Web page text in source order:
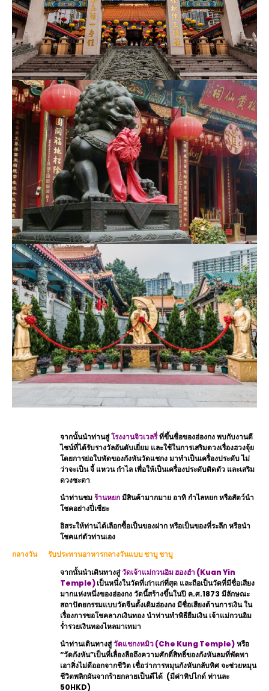
จากนั้นนำท่านสู่โรงงานจิวเวลรี่ที่ขึ้นชื่อของฮ่องกง พบกับงานดี
ไชน์ที่ได้รับรางวัลอันดับเยี่ยม และใช้ในการเสริมดวงเรื่องฮวงจุ้ย
โดยการย่อใบพัดของกังหันวัดแชกง มาทำเป็นเครื่องประดับ ไม่
ว่าจะเป็น จี้ แหวน กำไล เพื่อให้เป็นเครื่องประดับติดตัว และเสริม
ดวงชะตา
นำท่านชมร้านหยกมีสินค้ามากมาย อาทิ กำไลหยก หรือสัตว์นำ
โชคอย่างปี่เซียะ
อิสระให้ท่านได้เลือกซื้อเป็นของฝาก หรือเป็นของที่ระลึก หรือนำ
โชคแก่ตัวท่านเอง
กลางวัน รับประทานอาหารกลางวันแบบ ชาบู ชาบู
จากนั้นนำเดินทางสู่วัดเจ้าแม่กวนอิม ฮองฮำ (Kuan Yin
Temple)เป็นหนึ่งในวัดที่เก่าแก่ที่สุด และถือเป็นวัดที่มีชื่อเสียง
มากแห่งหนึ่งของฮ่องกง วัดนี้สร้างขึ้นในปี ค.ศ.1873 มีลักษณะ
สถาปัตยกรรมแบบวัดจีนดั้งเดิมฮ่องกง มีชื่อเสียงด้านการเงิน ใน
เรื่องการขอโชคลาภเงินทอง นำท่านทำพิธียืมเงิน เจ้าแม่กวนอิม
ร่ำรวยเงินทองไหลมาเทมา
นำท่านเดินทางสู่วัดแชกงหมิว(Che Kung Temple)หรือ
“วัดกังหัน”เป็นที่เลื่องลือถึงความศักดิ์สิทธิ์ของกังหันลมที่พัดพา
เอาสิ่งไม่ดีออกจากชีวิต เชื่อว่าการหมุนกังหันกลับทิศ จะช่วยหมุน
ชีวิตพลิกผันจากร้ายกลายเป็นดีได้ (มีค่าทิปไกด์ ท่านละ
50HKD)